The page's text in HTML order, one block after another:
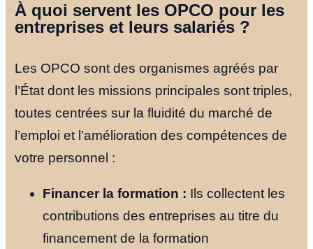
À quoi servent les OPCO pour les
entreprises et leurs salariés ?
Les OPCO sont des organismes agréés par
l’État dont les missions principales sont triples,
toutes centrées sur la fluidité du marché de
l’emploi et l’amélioration des compétences de
votre personnel :
Financer la formation : Ils collectent les
contributions des entreprises au titre du
financement de la formation